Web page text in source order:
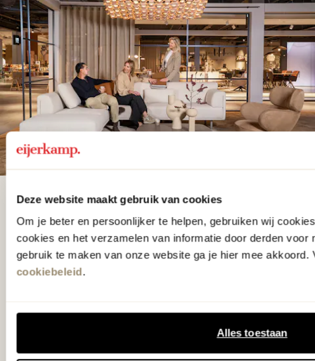
Deze website maakt gebruik van cookies
Om je beter en persoonlijker te helpen, gebruiken wij
cookies en het verzamelen van informatie door derden voor
gebruik te maken van onze website ga je hier mee akkoord.
cookiebeleid.
Alles toestaan
De woonwinkel
gezien op tv!
Wie kent het programma vtwonen